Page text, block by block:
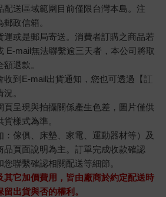
配送區域範圍目前僅限台灣本島。注
政信箱。
運或是郵局寄送。消費者訂購之商品若
E-mail無法聯繫逾三天者，本公司將取
退款。
收到E-mail出貨通知，您也可透過【訂
。
頁呈現與拍攝關係產生色差，圖片僅供
樣式為準。
：傢俱、床墊、家電、運動器材等）及
品頁面說明為主。訂單完成收款確認
聯繫確認相關配送等細節。
其它加價費用，皆由廠商於約定配送時
出貨與否的權利。